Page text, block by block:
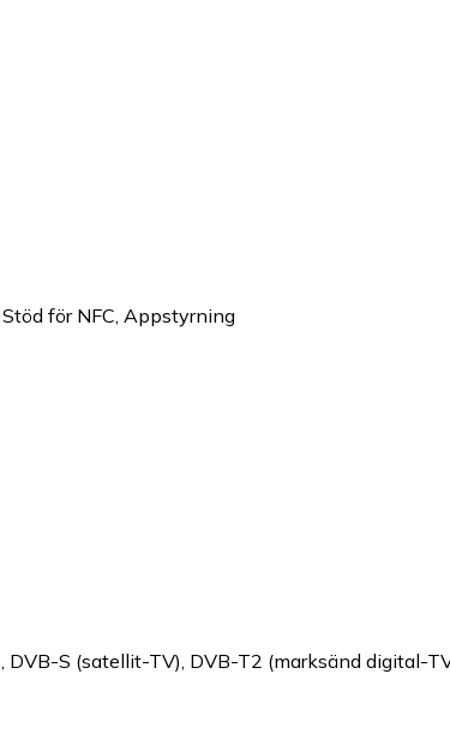
Stöd för NFC, Appstyrning
, DVB-S (satellit-TV), DVB-T2 (marksänd digital-